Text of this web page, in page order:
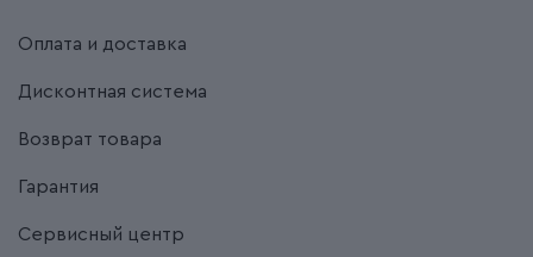
Оплата и доставка
Дисконтная система
Возврат товара
Гарантия
Сервисный центр